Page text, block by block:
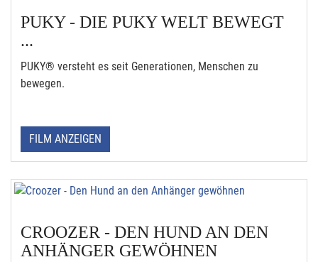
PUKY - DIE PUKY WELT BEWEGT
...
PUKY® versteht es seit Generationen, Menschen zu
bewegen.
FILM ANZEIGEN
CROOZER - DEN HUND AN DEN
ANHÄNGER GEWÖHNEN